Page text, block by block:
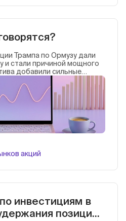
Трампа по Ормузу дали
стали причиной мощного
добавили сильные
акций
инвестициям в
позиций